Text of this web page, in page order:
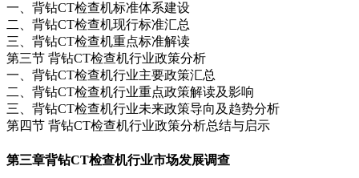
一、背钻CT检查机标准体系建设
二、背钻CT检查机现行标准汇总
三、背钻CT检查机重点标准解读
第三节 背钻CT检查机行业政策分析
一、背钻CT检查机行业主要政策汇总
二、背钻CT检查机行业重点政策解读及影响
三、背钻CT检查机行业未来政策导向及趋势分析
第四节 背钻CT检查机行业政策分析总结与启示
第三章背钻CT检查机行业市场发展调查